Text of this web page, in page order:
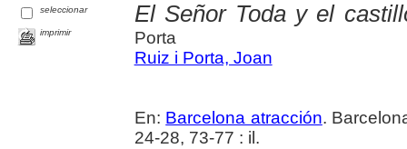
seleccionar
imprimir
El Señor Toda y el
Porta
Ruiz i Porta, Joan
En: Barcelona atracción.
24-28, 73-77 : il.